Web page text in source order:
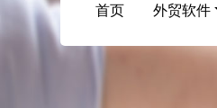
首页 外贸软件